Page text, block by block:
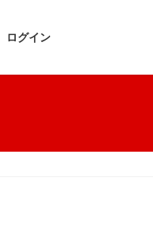
ログイン